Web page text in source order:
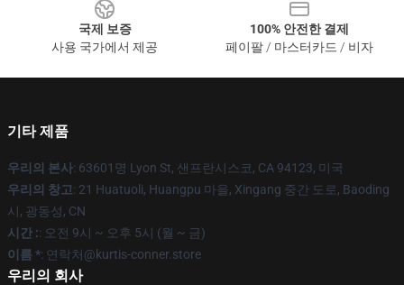
국제 보증
사용 국가에서 제공
100% 안전한 결제
페이팔 / 마스터카드 / 비자
기타 제품
우리의 본사: 63601명 Lyon St, 샌프란시스코, CA 94123, 미국
우리의 창고: 21 Huatuoli, Huangpu 마을, Xingang 중간 도로, Baoding
시, 광동성, CN
시간 :: 오전 9시 ~ 오후 5시 (월 ~ 금)
이름 *: 연락처@kurtis-conner.store
우리의 회사